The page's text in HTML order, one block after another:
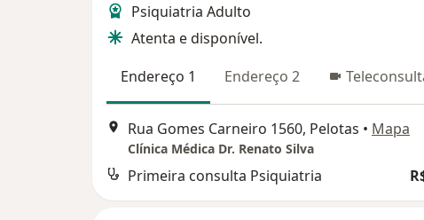
Psiquiatria Adulto
Atenta e disponível.
Endereço 1
Endereço 2
Rua Gomes Carneiro 1560, Pelotas • Mapa
Clínica Médica Dr. Renato Silva
Primeira consulta Psiquiatria